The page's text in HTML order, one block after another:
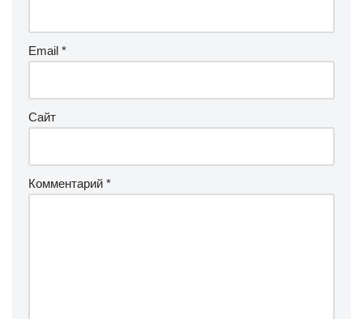
Email *
Сайт
Комментарий *